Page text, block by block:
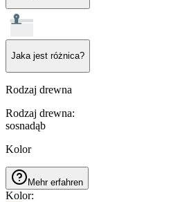
Jaka jest różnica?
Rodzaj drewna
Rodzaj drewna:
sosnadąb
Kolor
Mehr erfahren
Kolor: